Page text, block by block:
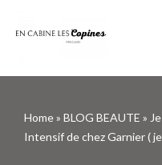
Home» BLOG BEAUTE »
Intensif de chez Garnier (